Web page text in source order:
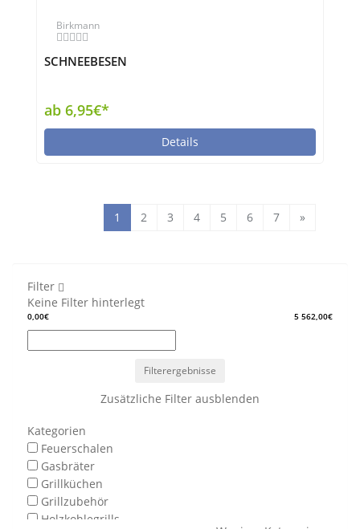
Birkmann
SCHNEEBESEN
ab 6,95€*
Details
1 2 3 4 5 6 7 »
Filter
Keine Filter hinterlegt
0,00€ 5 562,00€
Filterergebnisse
Zusätzliche Filter ausblenden
Kategorien
Feuerschalen
Gasbräter
Grillküchen
Grillzubehör
Holzkohlegrills